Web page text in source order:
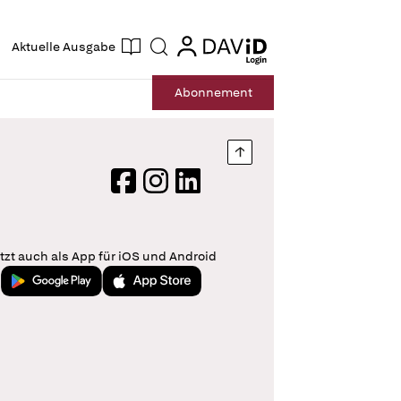
Aktuelle Ausgabe Suche login
login
Abonnement
Nach oben springen
FacebookInstagram
LinkedIn
auch als App für iOS und Android
Jetzt bei Google PlayLaden im App Store